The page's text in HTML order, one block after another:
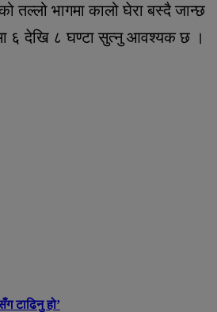
तल्लो भागमा कालो घेरा बस्दै जान्छ
६ देखि ८ घण्टा सुत्नु आवश्यक छ ।
टाढिनु हो’